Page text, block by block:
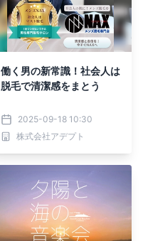
働く男の新常識！社会人は
脱毛で清潔感をまとう
2025-09-18 10:30
株式会社アデプト